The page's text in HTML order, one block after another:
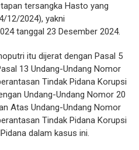
tersangka Hasto yang
12/2024), yakni
tanggal 23 Desember 2024.
itu dijerat dengan Pasal 5
13 Undang-Undang Nomor
Tindak Pidana Korupsi
Undang-Undang Nomor 20
Atas Undang-Undang Nomor
Tindak Pidana Korupsi
dalam kasus ini.